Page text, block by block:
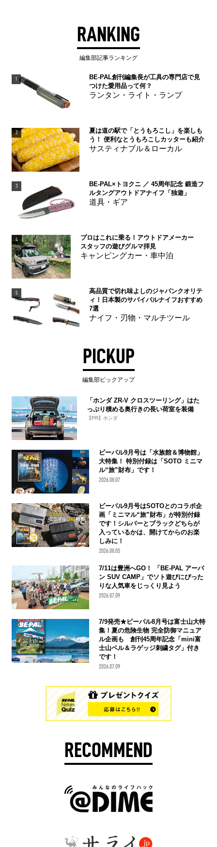
RANKING
編集部記事ランキング
1
BE-PAL創刊編集長が工具の専門店で見
つけた愛用品って何？
ランタン・ライト・ランプ
2
夏は道の駅で「とうもろこし」を楽しも
う！ 便利なとうもろこしカッターも紹介
サスティナブル＆ローカル
3
BE-PAL×トヨクニ ／ 45周年記念 鍛造フ
ルタングアウトドアナイフ「独遊」
道具・ギア
4
プロはこれに乗る！アウトドアメーカー
スタッフの遊びグルマ拝見
キャンピングカー・車中泊
5
高品質で切れ味よしのジャパンクオリテ
ィ！日本製のサバイバルナイフおすすめ
7選
ナイフ・刃物・マルチツール
PICKUP
編集部ピックアップ
「ホンダ ZR-V クロスツーリング」はた
っぷり積める奥行きの長い荷室を装備
【PR】ホンダ
ビーパル9月号は「水族館＆博物館」
大特集！ 特別付録は「SOTO ミニマ
ル“旅”財布」です！
2026.08.07
ビーパル9月号はSOTOとのコラボ企
画「ミニマル“旅”財布」が特別付録
です！シルバーとブラックどちらが
入っているかは、開けてからのお楽
しみに！
2026.08.05
7/11は豊洲へGO！ 「BE-PAL アーバ
ン SUV CAMP」でソト遊びにぴった
りな人気車をじっくり見よう
2026.07.09
7/9発売★ビーパル8月号は富士山大特
集！夏の危険生物 完全防御マニュア
ル企画も 創刊45周年記念「mini富
士山ベル＆ラゲッジ刺繍タグ」付き
です！
2026.07.09
RECOMMEND